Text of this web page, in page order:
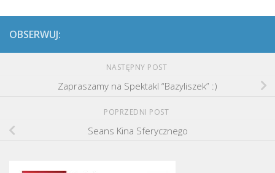
OBSERWUJ:
NASTĘPNY POST
Zapraszamy na Spektakl “Bazyliszek” :)
POPRZEDNI POST
Seans Kina Sferycznego